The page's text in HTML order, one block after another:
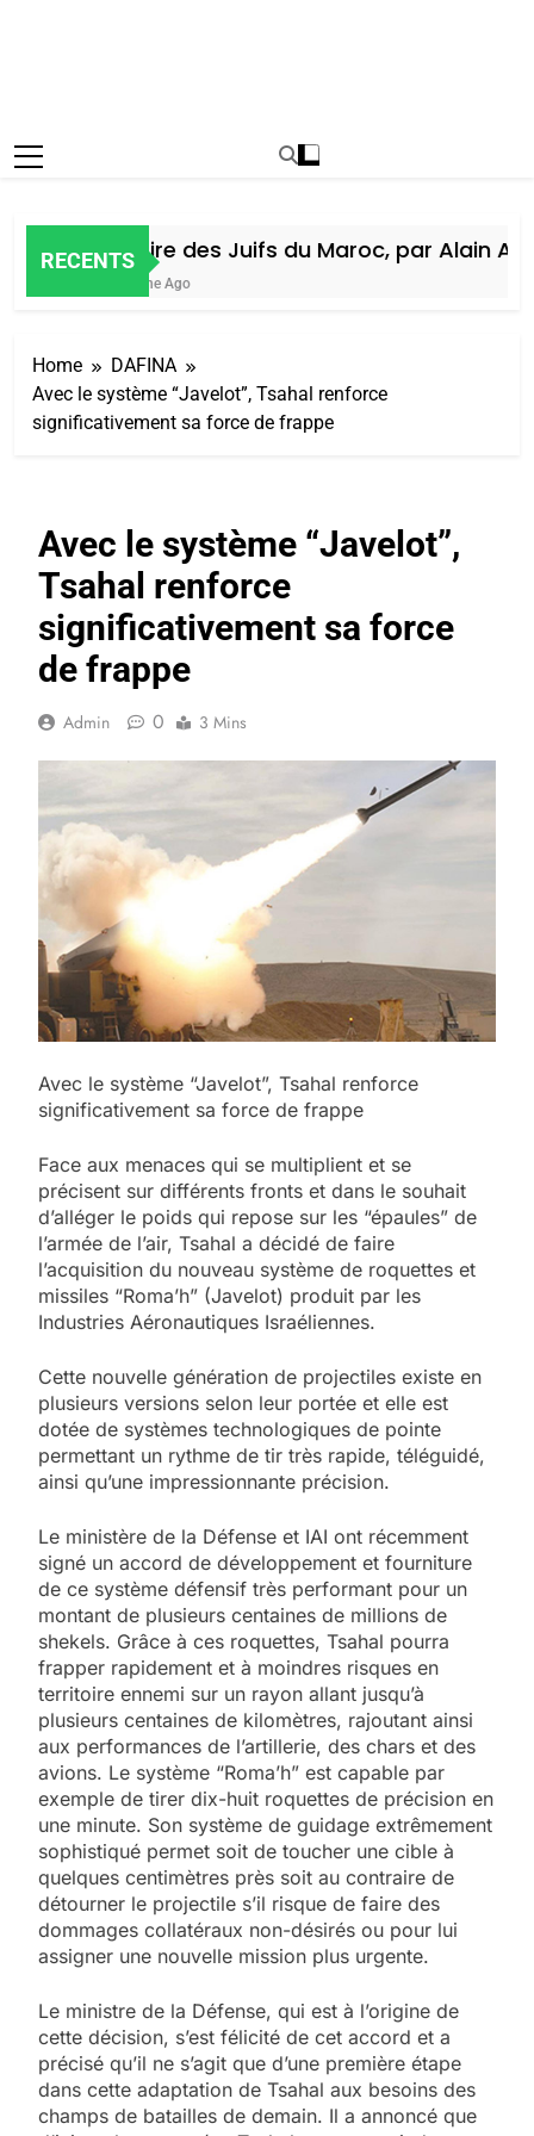
RECENTS
Histoire des Juifs du Maroc, par Alain
1 Semaine Ago
Home
DAFINA
Avec le système “Javelot”, Tsahal renforce
significativement sa force de frappe
Avec le système “Javelot”,
Tsahal renforce
significativement sa force
de frappe
Admin 0 3 Mins
Avec le système “Javelot”, Tsahal renforce
significativement sa force de frappe
Face aux menaces qui se multiplient et se
précisent sur différents fronts et dans le souhait
d’alléger le poids qui repose sur les “épaules” de
l’armée de l’air, Tsahal a décidé de faire
l’acquisition du nouveau système de roquettes et
missiles “Roma’h” (Javelot) produit par les
Industries Aéronautiques Israéliennes.
Cette nouvelle génération de projectiles existe en
plusieurs versions selon leur portée et elle est
dotée de systèmes technologiques de pointe
permettant un rythme de tir très rapide, téléguidé,
ainsi qu’une impressionnante précision.
Le ministère de la Défense et IAI ont récemment
signé un accord de développement et fourniture
de ce système défensif très performant pour un
montant de plusieurs centaines de millions de
shekels. Grâce à ces roquettes, Tsahal pourra
frapper rapidement et à moindres risques en
territoire ennemi sur un rayon allant jusqu’à
plusieurs centaines de kilomètres, rajoutant ainsi
aux performances de l’artillerie, des chars et des
avions. Le système “Roma’h” est capable par
exemple de tirer dix-huit roquettes de précision en
une minute. Son système de guidage extrêmement
sophistiqué permet soit de toucher une cible à
quelques centimètres près soit au contraire de
détourner le projectile s’il risque de faire des
dommages collatéraux non-désirés ou pour lui
assigner une nouvelle mission plus urgente.
Le ministre de la Défense, qui est à l’origine de
cette décision, s’est félicité de cet accord et a
précisé qu’il ne s’agit que d’une première étape
dans cette adaptation de Tsahal aux besoins des
champs de batailles de demain. Il a annoncé que